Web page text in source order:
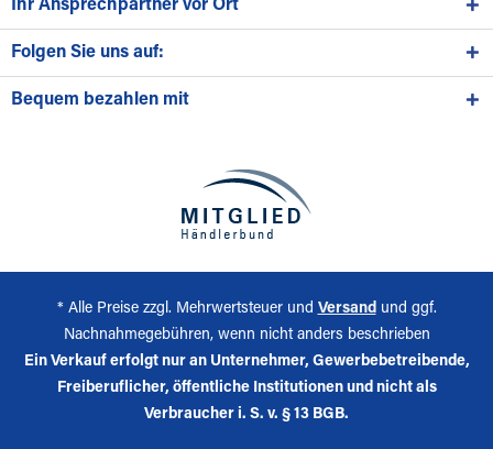
Ihr Ansprechpartner vor Ort
Folgen Sie uns auf:
Bequem bezahlen mit
* Alle Preise zzgl. Mehrwertsteuer und Versand und ggf.
Nachnahmegebühren, wenn nicht anders beschrieben
Ein Verkauf erfolgt nur an Unternehmer, Gewerbebetreibende,
Freiberuflicher, öffentliche Institutionen und nicht als
Verbraucher i. S. v. § 13 BGB.